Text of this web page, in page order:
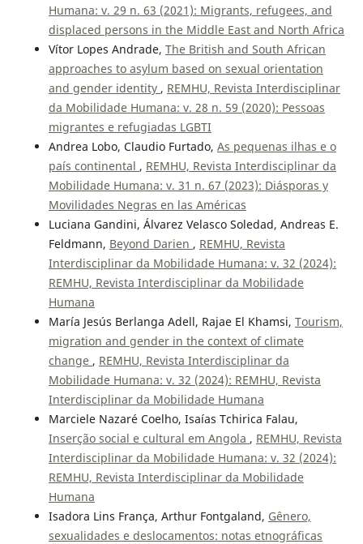
Humana: v. 29 n. 63 (2021): Migrants, refugees, and
displaced persons in the Middle East and North Africa
Vítor Lopes Andrade, The British and South African
approaches to asylum based on sexual orientation
and gender identity , REMHU, Revista Interdisciplinar
da Mobilidade Humana: v. 28 n. 59 (2020): Pessoas
migrantes e refugiadas LGBTI
Andrea Lobo, Claudio Furtado, As pequenas ilhas e o
país continental , REMHU, Revista Interdisciplinar da
Mobilidade Humana: v. 31 n. 67 (2023): Diásporas y
Movilidades Negras en las Américas
Luciana Gandini, Álvarez Velasco Soledad, Andreas E.
Feldmann, Beyond Darien , REMHU, Revista
Interdisciplinar da Mobilidade Humana: v. 32 (2024):
REMHU, Revista Interdisciplinar da Mobilidade
Humana
María Jesús Berlanga Adell, Rajae El Khamsi, Tourism,
migration and gender in the context of climate
change , REMHU, Revista Interdisciplinar da
Mobilidade Humana: v. 32 (2024): REMHU, Revista
Interdisciplinar da Mobilidade Humana
Marciele Nazaré Coelho, Isaías Tchirica Falau,
Inserção social e cultural em Angola , REMHU, Revista
Interdisciplinar da Mobilidade Humana: v. 32 (2024):
REMHU, Revista Interdisciplinar da Mobilidade
Humana
Isadora Lins França, Arthur Fontgaland, Gênero,
sexualidades e deslocamentos: notas etnográficas